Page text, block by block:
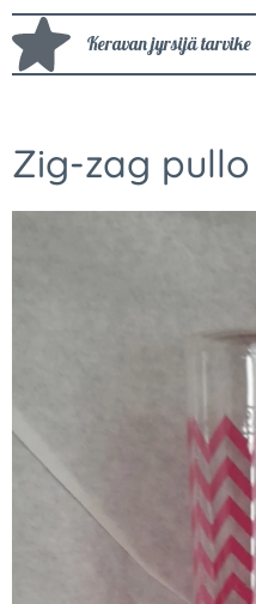
Keravan jyrsijä tarvike
Zig-zag